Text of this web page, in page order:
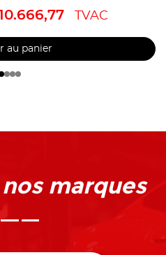
TVAC
au panier
nos marques